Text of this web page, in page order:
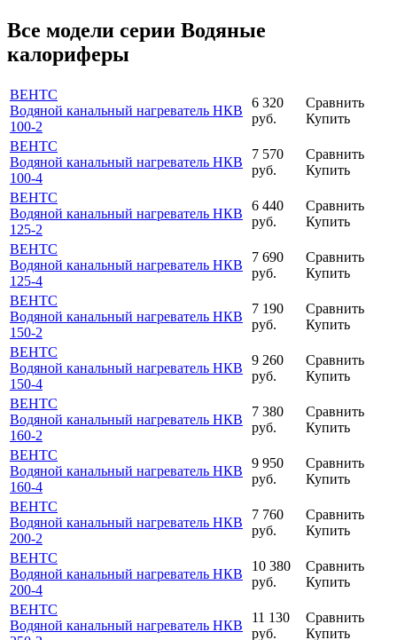
Все модели серии Водяные
калориферы
ВЕНТС
Водяной канальный нагреватель НКВ
100-2
6 320
руб.
Сравнить
Купить
ВЕНТС
Водяной канальный нагреватель НКВ
100-4
7 570
руб.
Сравнить
Купить
ВЕНТС
Водяной канальный нагреватель НКВ
125-2
6 440
руб.
Сравнить
Купить
ВЕНТС
Водяной канальный нагреватель НКВ
125-4
7 690
руб.
Сравнить
Купить
ВЕНТС
Водяной канальный нагреватель НКВ
150-2
7 190
руб.
Сравнить
Купить
ВЕНТС
Водяной канальный нагреватель НКВ
150-4
9 260
руб.
Сравнить
Купить
ВЕНТС
Водяной канальный нагреватель НКВ
160-2
7 380
руб.
Сравнить
Купить
ВЕНТС
Водяной канальный нагреватель НКВ
160-4
9 950
руб.
Сравнить
Купить
ВЕНТС
Водяной канальный нагреватель НКВ
200-2
7 760
руб.
Сравнить
Купить
ВЕНТС
Водяной канальный нагреватель НКВ
200-4
10 380
руб.
Сравнить
Купить
ВЕНТС
Водяной канальный нагреватель НКВ
11 130
руб.
Сравнить
Купить